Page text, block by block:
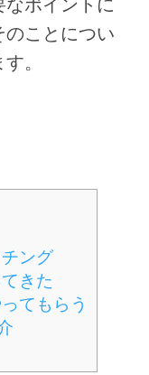
ことについ
。
ング
きた
てもらう